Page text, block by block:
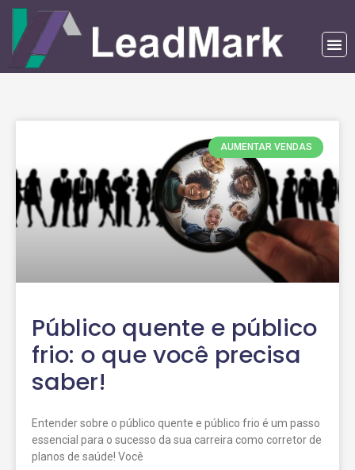
AUMENTAR VENDAS
Público quente e público
frio: o que você precisa
saber!
Entender sobre o público quente e público frio é um passo
essencial para o sucesso da sua carreira como corretor de
planos de saúde! Você